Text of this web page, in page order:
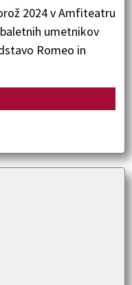
2024 v Amfiteatru
umetnikov
Romeo in